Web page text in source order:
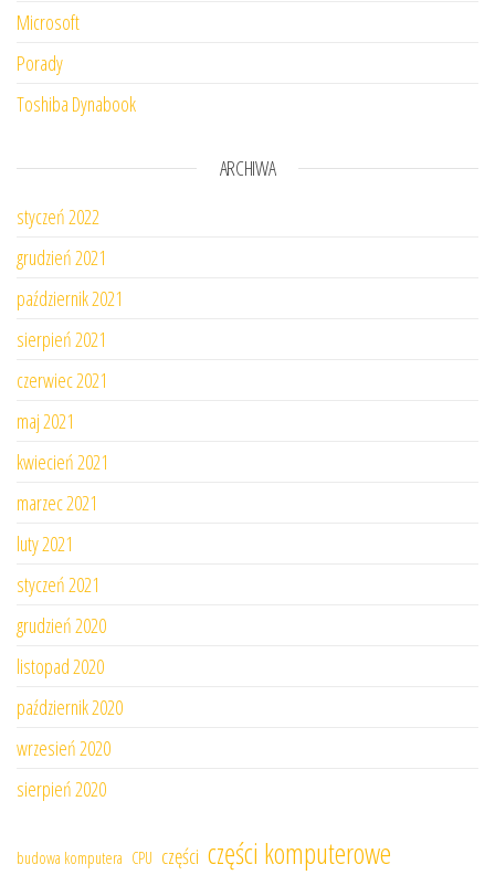
Microsoft
Porady
Toshiba Dynabook
ARCHIWA
styczeń 2022
grudzień 2021
październik 2021
sierpień 2021
czerwiec 2021
maj 2021
kwiecień 2021
marzec 2021
luty 2021
styczeń 2021
grudzień 2020
listopad 2020
październik 2020
wrzesień 2020
sierpień 2020
budowa komputera CPU części części komputerowe